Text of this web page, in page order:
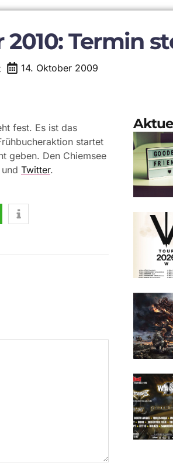
Termin
14. Oktober 2009
fest. Es ist das
startet
geben. Den Chiemsee
und Twitter.